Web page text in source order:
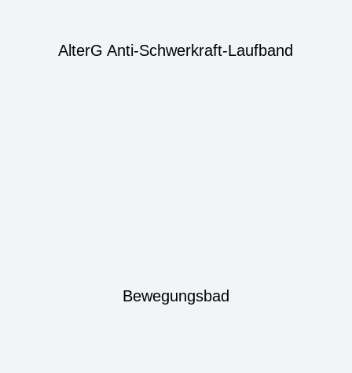
AlterG Anti-Schwerkraft-Laufband
Bewegungsbad